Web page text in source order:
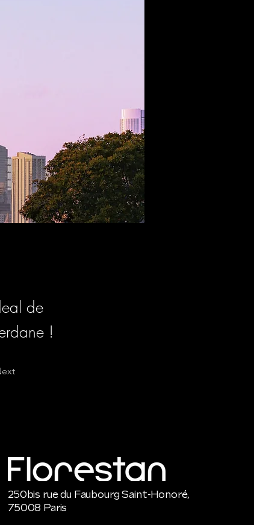
de
!
250bis rue du Faubourg Saint-Honoré,
75008 Paris